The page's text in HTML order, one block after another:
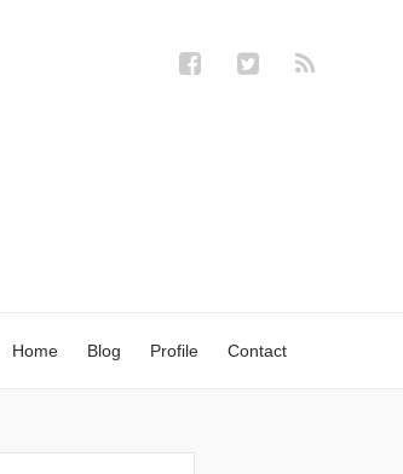
Home Blog Profile Contact